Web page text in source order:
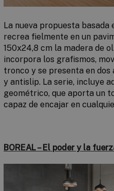
La nueva propuesta basada
recrea fielmente en un
150x24,8 cm la madera de
incorpora los grafismos,
tronco y se presenta en dos
y antislip. La serie, incluye
geométrico, que aporta un
capaz de encajar en
BOREAL – El poder y la